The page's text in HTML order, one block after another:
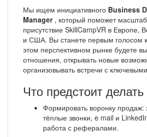
Мы ищем инициативного Business
Manager, который поможет
присутствие SkillCampVR в Европе,
и США. Вы станете первым голосом
этом перспективном рынке будете
отношения, открывать новые
организовывать встречи с
Что предстоит делать
Формировать воронку продаж:
тёплые звонки, e mail и
работа с рефералами.